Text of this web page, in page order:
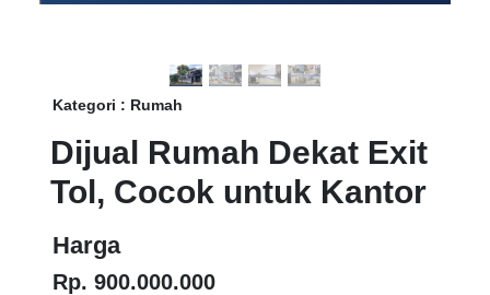
Kategori : Rumah
Dijual Rumah Dekat Exit
Tol, Cocok untuk Kantor
Harga
Rp. 900.000.000